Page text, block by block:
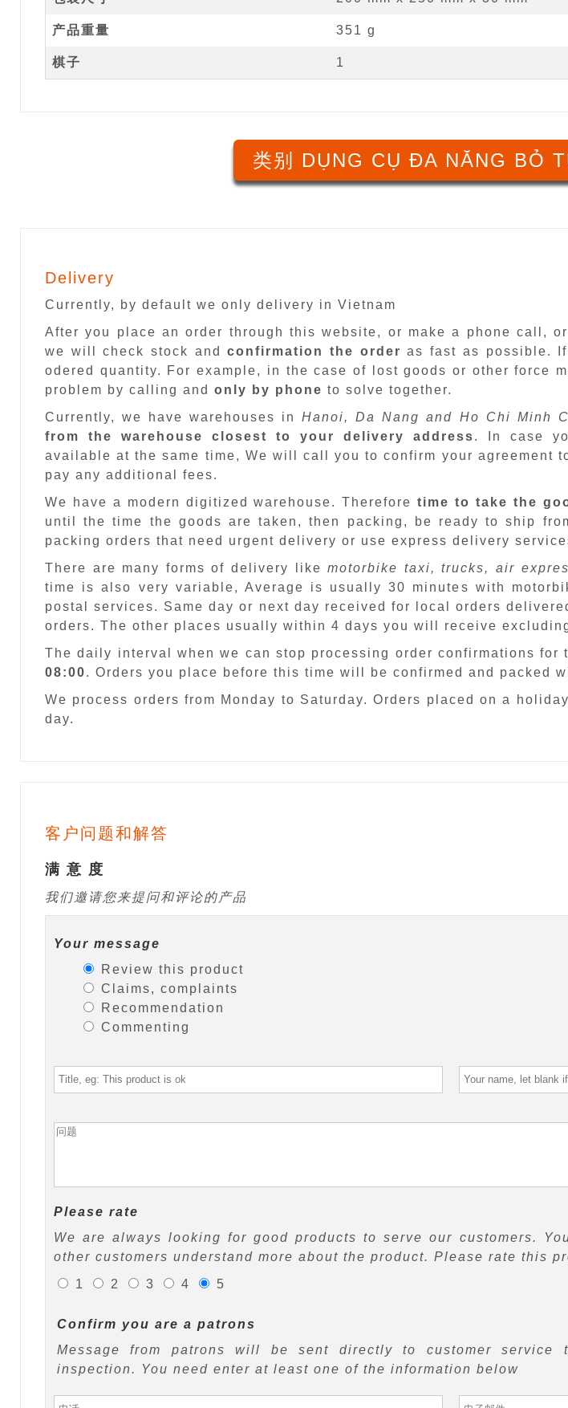
产品重量 351 g
棋子 1
类别 DỤNG CỤ ĐA NĂNG BỎ
Delivery
Currently, by default we only delivery in Vietnam
After you place an order through this website, or make a phone call,
we will check stock andconfirmation the order as fast as possible.
odered quantity. For example, in the case of lost goods or other force
problem by calling and only by phone to solve together.
Currently, we have warehouses inHanoi, Da Nang and Ho Chi Minh
from the warehouse closest to your delivery address. In case
available at the same time, We will call you to confirm your agreement
pay any additional fees.
We have a modern digitized warehouse. Thereforetime to take the
until the time the goods are taken, then packing, be ready to ship
packing orders that need urgent delivery or use express delivery
There are many forms of delivery likemotorbike taxi, trucks, air
time is also very variable, Average is usually 30 minutes with
postal services. Same day or next day received for local orders
orders. The other places usually within 4 days you will receive
The daily interval when we can stop processing order confirmations for
08:00. Orders you place before this time will be confirmed and packed
We process orders from Monday to Saturday. Orders placed on a
day.
客户问题和解答
满 意 度
我们邀请您来提问和评论的产品
Your message
Review this product
Claims, complaints
Recommendation
Commenting
Please rate
We are always looking for good products to serve our customers.
other customers understand more about the product. Please rate this
1
2 3 4 5
Confirm you are a patrons
Message from patrons will be sent directly to customer service
inspection. You need enter at least one of the information below